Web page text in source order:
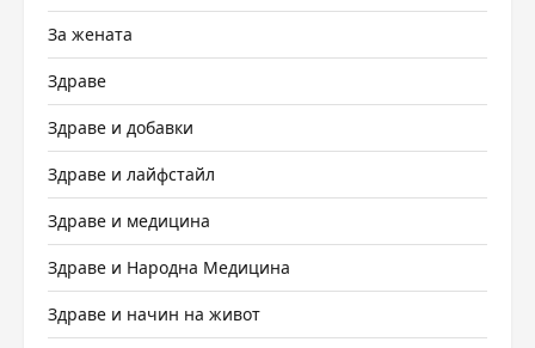
За жената
Здраве
Здраве и добавки
Здраве и лайфстайл
Здраве и медицина
Здраве и Народна Медицина
Здраве и начин на живот